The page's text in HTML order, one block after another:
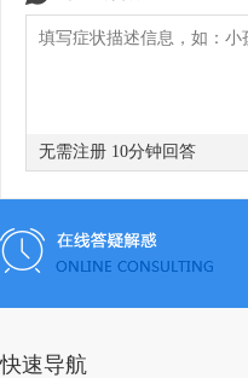
无需注册 10分钟回答
快速导航